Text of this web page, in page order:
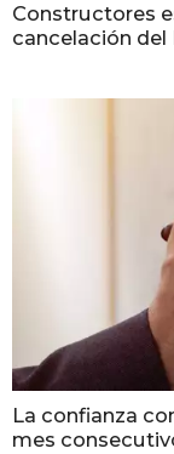
Constructores
cancelación del
La confianza
mes